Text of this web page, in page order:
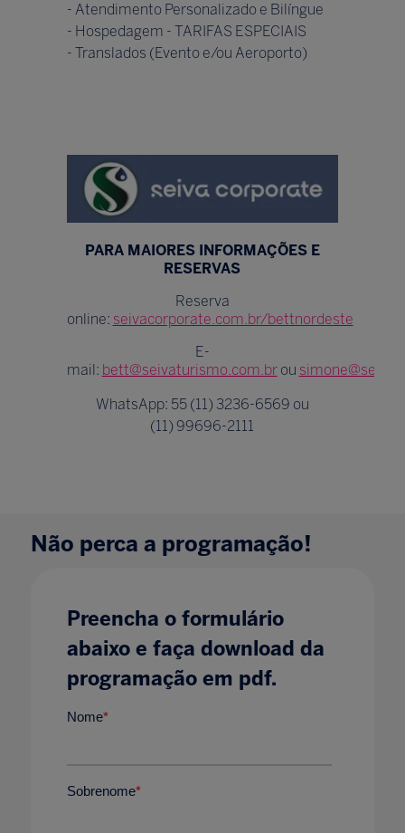
- Atendimento Personalizado e Bilíngue
- Hospedagem - TARIFAS ESPECIAIS
- Translados (Evento e/ou Aeroporto)
PARA MAIORES INFORMAÇÕES E
RESERVAS
Reserva
online: seivacorporate.com.br/bettnordeste
E-
mail: bett@seivaturismo.com.brou
WhatsApp: 55 (11) 3236-6569 ou
(11) 99696-2111
Não perca a programação!
Preencha o formulário
abaixo e faça download da
programação em pdf.